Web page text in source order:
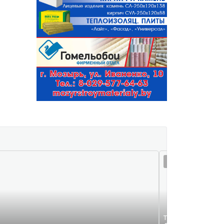
Требуются на